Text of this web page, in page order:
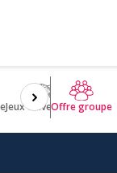
Jeux d'aventuresBien être
Offre groupe